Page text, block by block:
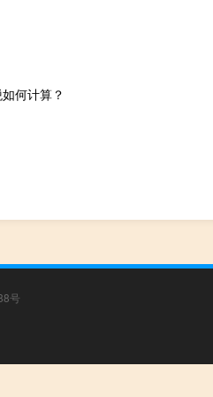
何计算？
号